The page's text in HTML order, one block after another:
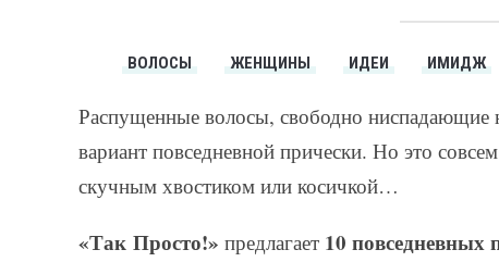
ВОЛОСЫ ЖЕНЩИНЫ ИДЕИ ИМИДЖ
Распущенные волосы, свободно
вариант повседневной прически. Но это
скучным хвостиком или косичкой…
«Так Просто!» предлагает 10 повседневных